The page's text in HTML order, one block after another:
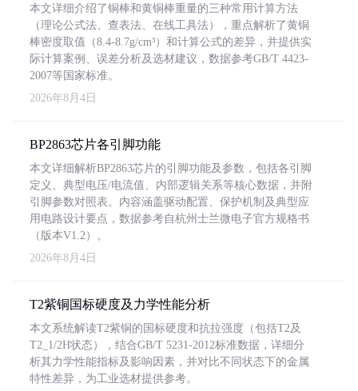
本文详细介绍了铜棒和黄铜棒重量的三种常用计算方法
（理论公式法、查表法、在线工具法），重点解析了黄铜
棒密度取值（8.4-8.7g/cm³）和计算公式的差异，并提供实
际计算案例、误差分析及选材建议，数据参考GB/T 4423-
2007等国家标准。
2026年8月4日
BP2863芯片各引脚功能
本文详细解析BP2863芯片的引脚功能及参数，包括各引脚
定义、典型电压/电流值、内部逻辑关系等核心数据，并附
引脚参数对照表。内容涵盖驱动配置、保护机制及典型应
用电路设计要点，数据参考自杭州士兰微电子官方规格书
（版本V1.2）。
2026年8月4日
T2紫铜国标硬度及力学性能分析
本文系统解读T2紫铜的国标硬度和抗拉强度（包括T2及
T2_1/2H状态），结合GB/T 5231-2012标准数据，详细分
析其力学性能指标及影响因素，并对比不同状态下的金属
特性差异，为工业选材提供参考。